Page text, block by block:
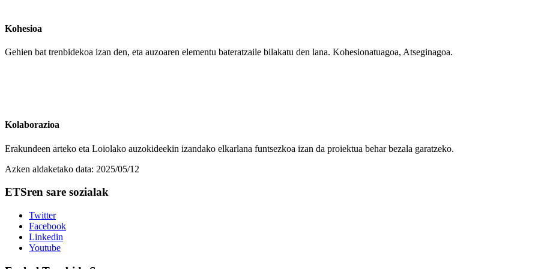
Kohesioa
Gehien bat trenbidekoa izan den, eta auzoaren elementu bateratzaile bilakatu den lana. Kohesionatuagoa, Atseginagoa.
Kolaborazioa
Erakundeen arteko eta Loiolako auzokideekin izandako elkarlana funtsezkoa izan da proiektua behar bezala garatzeko.
Azken aldaketako data: 2025/05/12
ETSren sare sozialak
Twitter
Facebook
Linkedin
Youtube